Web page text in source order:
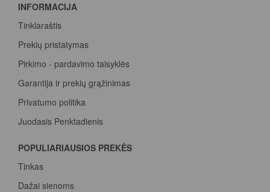
INFORMACIJA
Tinklaraštis
Prekių pristatymas
Pirkimo - pardavimo taisyklės
Garantija ir prekių grąžinimas
Privatumo politika
Juodasis Penktadienis
POPULIARIAUSIOS PREKĖS
Tinkas
Dažai sienoms